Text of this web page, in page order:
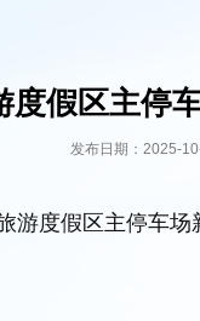
度假区主停
发布日期：2025-
度假区主停车